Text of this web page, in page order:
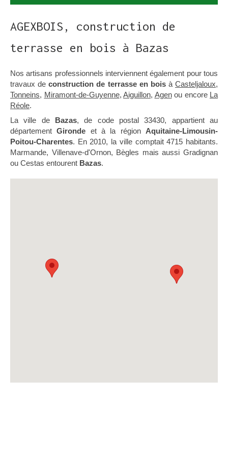
AGEXBOIS, construction de
terrasse en bois à Bazas
Nos artisans professionnels interviennent également pour tous
travaux deconstruction de terrasse en boisà Casteljaloux,
Tonneins, Miramont-de-Guyenne, Aiguillon, Agenou encore La
Réole.
La ville de Bazas, de code postal 33430, appartient au
départementGironde et à la région Aquitaine-Limousin-
Poitou-Charentes. En 2010, la ville comptait 4715 habitants.
Marmande, Villenave-d'Ornon, Bègles mais aussi Gradignan
ou Cestas entourent Bazas.